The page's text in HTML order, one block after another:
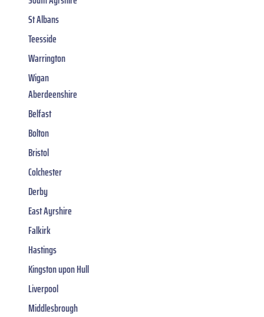
St Albans
Teesside
Warrington
Wigan
Aberdeenshire
Belfast
Bolton
Bristol
Colchester
Derby
East Ayrshire
Falkirk
Hastings
Kingston upon Hull
Liverpool
Middlesbrough